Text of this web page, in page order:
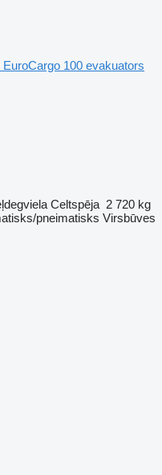
EuroCargo 100 evakuators
Celtspēja 2 720 kg
pneimatisks Virsbūves